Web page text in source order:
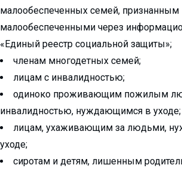
малообеспеченных семей, признанным
малообеспеченными через
«Единый реестр социальной защиты»;
членам многодетных семей;
лицам с инвалидностью;
одиноко проживающим пожилым
инвалидностью, нуждающимся в уходе;
лицам, ухаживающим за людьми,
уходе;
сиротам и детям, лишенным